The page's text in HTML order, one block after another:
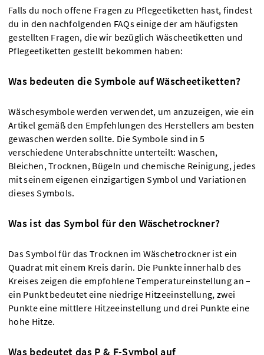
Falls du noch offene Fragen zu Pflegeetiketten hast, findest
du in den nachfolgenden FAQs einige der am häufigsten
gestellten Fragen, die wir bezüglich Wäscheetiketten und
Pflegeetiketten gestellt bekommen haben:
Was bedeuten die Symbole auf Wäscheetiketten?
Wäschesymbole werden verwendet, um anzuzeigen, wie ein
Artikel gemäß den Empfehlungen des Herstellers am besten
gewaschen werden sollte. Die Symbole sind in 5
verschiedene Unterabschnitte unterteilt: Waschen,
Bleichen, Trocknen, Bügeln und chemische Reinigung, jedes
mit seinem eigenen einzigartigen Symbol und Variationen
dieses Symbols.
Was ist das Symbol für den Wäschetrockner?
Das Symbol für das Trocknen im Wäschetrockner ist ein
Quadrat mit einem Kreis darin. Die Punkte innerhalb des
Kreises zeigen die empfohlene Temperatureinstellung an –
ein Punkt bedeutet eine niedrige Hitzeeinstellung, zwei
Punkte eine mittlere Hitzeeinstellung und drei Punkte eine
hohe Hitze.
Was bedeutet das P & F-Symbol auf